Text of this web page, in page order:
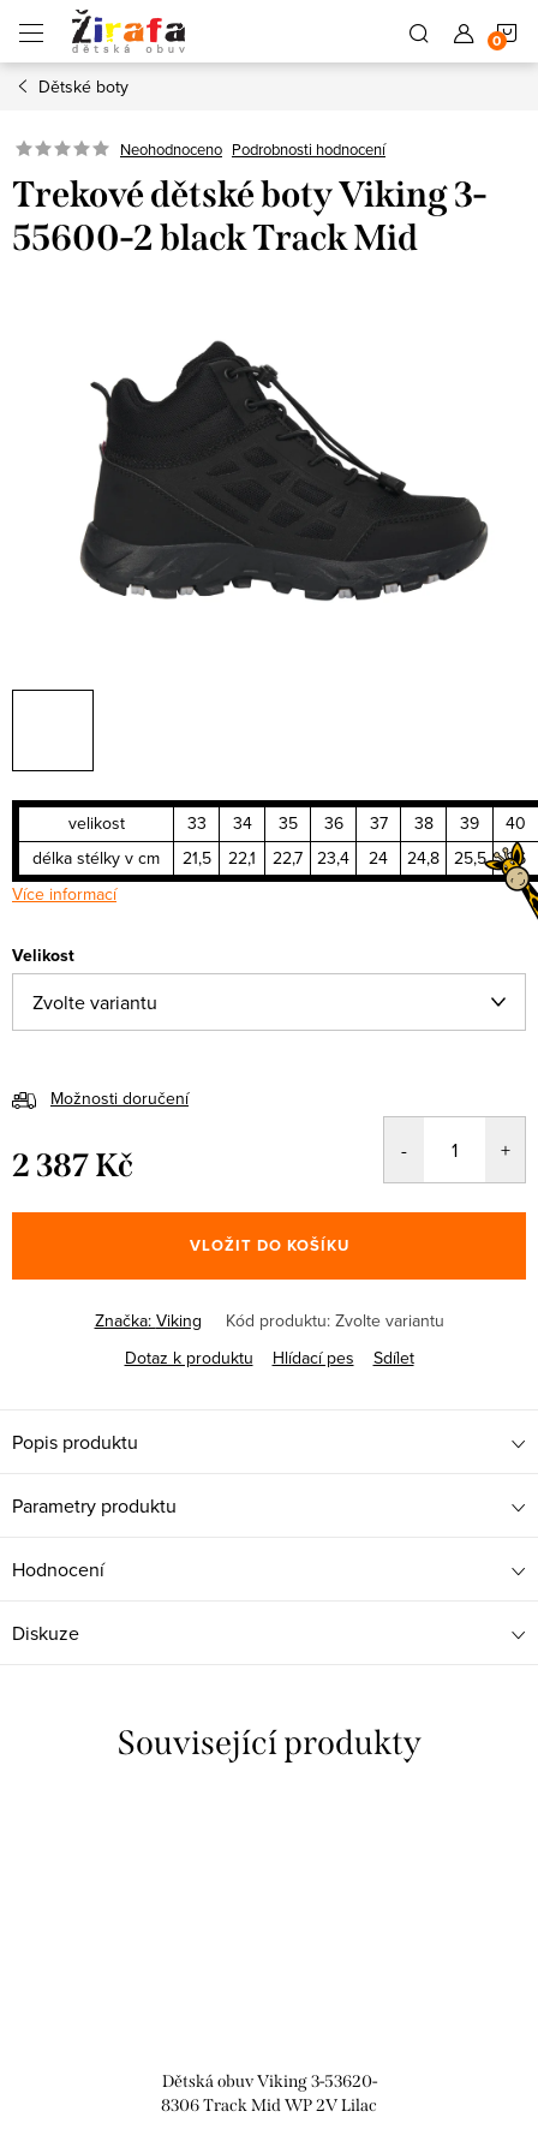
obsah
Dětské boty
Neohodnoceno Podrobnosti hodnocení
Trekové dětské boty Viking 3-
55600-2 black Track Mid
velikost 33 34 35 36 37 38 39
40
délka stélky v cm
21,5 22,1 22,7 23,4 24 24,8 25,5
26
Více informací
Velikost
Možnosti doručení
2 387 Kč
cena:
VLOŽIT DO KOŠÍKU
Značka: Viking Kód produktu: Zvolte variantu
Dotaz k produktu
Hlídací pes Sdílet
Popis produktu
Parametry produktu
Hodnocení
Diskuze
Související produkty
Dětská obuv Viking 3-53620-
8306 Track Mid WP 2V Lilac